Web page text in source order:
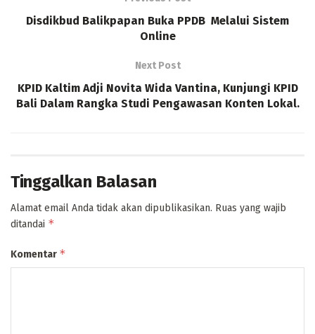
Disdikbud Balikpapan Buka PPDB Melalui Sistem
Online
Next Post
KPID Kaltim Adji Novita Wida Vantina, Kunjungi KPID
Bali Dalam Rangka Studi Pengawasan Konten Lokal.
Tinggalkan Balasan
Alamat email Anda tidak akan dipublikasikan. Ruas yang wajib
ditandai *
Komentar *